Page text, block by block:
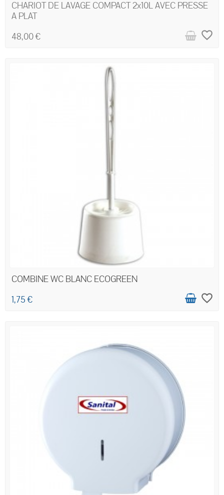
CHARIOT DE LAVAGE COMPACT 2x10L AVEC PRESSE
A PLAT
48,00 €
favorite_border
COMBINE WC BLANC ECOGREEN
1,75 €
favorite_border